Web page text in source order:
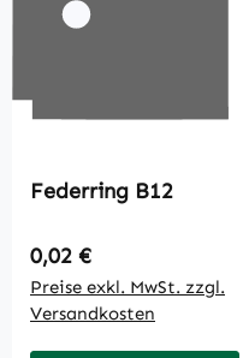
Federring B12
Regulärer Preis:
0,02 €
Preise exkl. MwSt. zzgl.
Versandkosten